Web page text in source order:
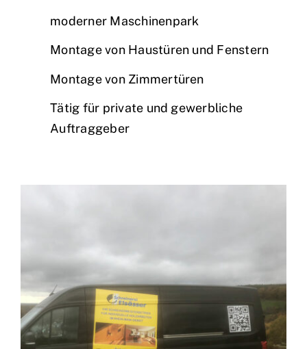
moderner Maschinenpark
Montage von Haustüren und Fenstern
Montage von Zimmertüren
Tätig für private und gewerbliche
Auftraggeber